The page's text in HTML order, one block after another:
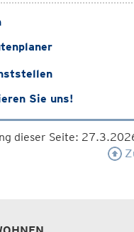
Sie uns!
dieser Seite: